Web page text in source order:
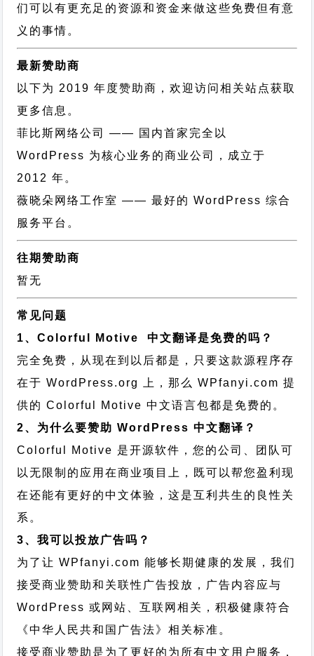
们可以有更充足的资源和资金来做这些免费但有意
义的事情。
最新赞助商
以下为 2019 年度赞助商，欢迎访问相关站点获取
更多信息。
菲比斯网络公司
—— 国内首家完全以
WordPress 为核心业务的商业公司，成立于
2012 年。
薇晓朵网络工作室 —— 最好的 WordPress 综合
服务平台。
往期赞助商
暂无
常见问题
1、Colorful Motive 中文翻译是免费的吗？
完全免费，从现在到以后都是，只要这款源程序存
在于 WordPress.org 上，那么 WPfanyi.com 提
供的 Colorful Motive 中文语言包都是免费的。
2、为什么要赞助 WordPress 中文翻译？
Colorful Motive 是开源软件，您的公司、团队可
以无限制的应用在商业项目上，既可以帮您盈利现
在还能有更好的中文体验，这是互利共生的良性关
系。
3、我可以投放广告吗？
为了让 WPfanyi.com 能够长期健康的发展，我们
接受商业赞助和关联性广告投放，广告内容应与
WordPress 或网站、互联网相关，积极健康符合
《中华人民共和国广告法》相关标准。
接受商业赞助是为了更好的为所有中文用户服务，